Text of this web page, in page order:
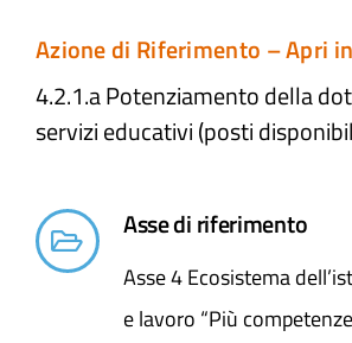
Notizie
Progetti
Azione di Riferimento – Apri
4.2.1.a Potenziamento della
servizi educativi (posti
Asse di riferimento
Asse 4 Ecosistema
e lavoro “Più